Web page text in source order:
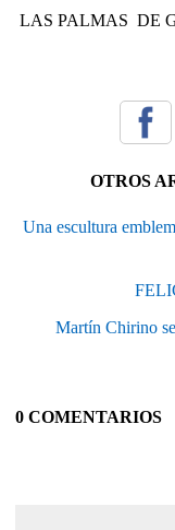
LAS PALMAS DE
OTROS
Una escultura
Martín Chirino
0 COMENTARIOS